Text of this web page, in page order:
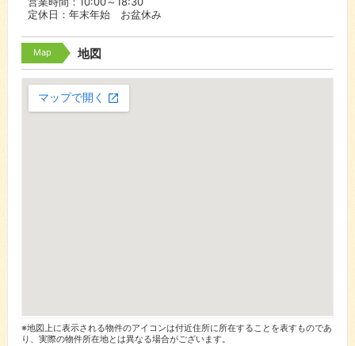
定休日：年末年始 お盆休み
Map 地図
※地図上に表示される物件のアイコンは付近住所に所在することを表すものであ
り、実際の物件所在地とは異なる場合がございます。